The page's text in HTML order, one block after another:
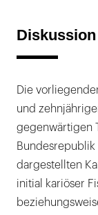
Diskussion
Die
und
gegenwärtigen
Bundesrepublik
dargestellten
initial kariöser